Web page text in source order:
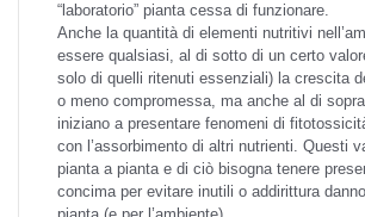
“laboratorio” pianta cessa di funzionare.
Anche la quantità di elementi nutritivi
essere qualsiasi, al di sotto di un certo
solo di quelli ritenuti essenziali) la crescita
o meno compromessa, ma anche al di
iniziano a presentare fenomeni di
con l’assorbimento di altri nutrienti. Questi
pianta a pianta e di ciò bisogna tenere
concima per evitare inutili o addirittura